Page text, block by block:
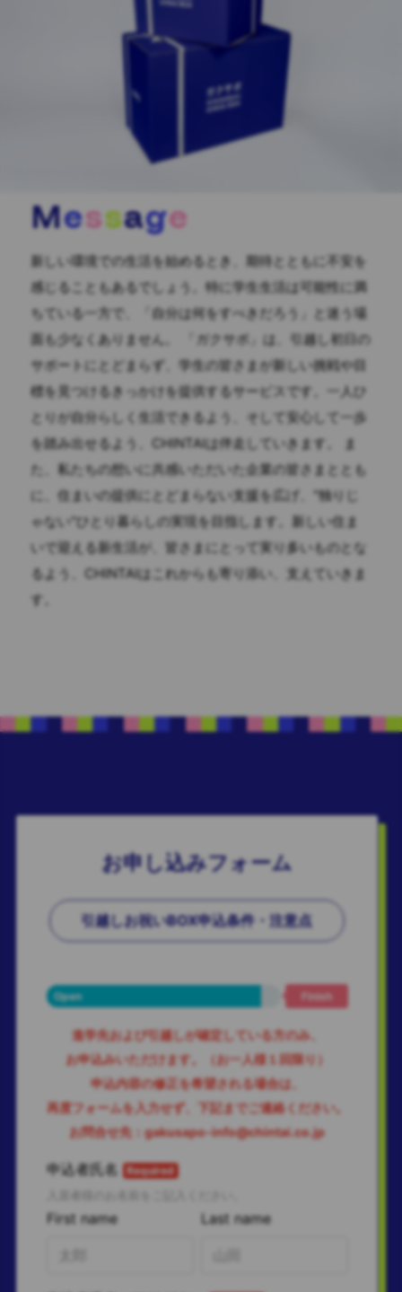
Message
新しい環境での生活を始めるとき、期待とともに不安を
感じることもあるでしょう。特に学生生活は可能性に満
ちている一方で、「自分は何をすべきだろう」と迷う場
面も少なくありません。 「ガクサポ」は、引越し初日の
サポートにとどまらず、学生の皆さまが新しい挑戦や目
標を見つけるきっかけを提供するサービスです。一人ひ
とりが自分らしく生活できるよう、そして安心して一歩
を踏み出せるよう、CHINTAIは伴走していきます。 ま
た、私たちの想いに共感いただいた企業の皆さまととも
に、住まいの提供にとどまらない支援を広げ、"独りじ
ゃない"ひとり暮らしの実現を目指します。新しい住ま
いで迎える新生活が、皆さまにとって実り多いものとな
るよう、CHINTAIはこれからも寄り添い、支えていきま
す。
お申し込みフォーム
引越しお祝いBOX申込条件・注意点